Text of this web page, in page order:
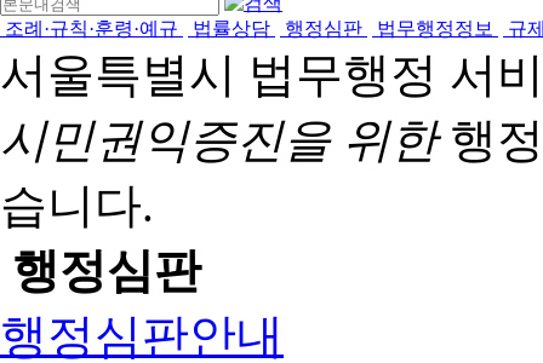
조례·규칙·훈령·예규 법률상담 행정심판 법무행정정보 규
서울특별시 법무행정 서
시민권익증진을 위한행
습니다.
행정심판
행정심판안내